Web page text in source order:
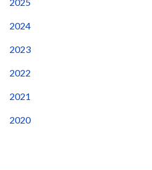
2024
2023
2022
2021
2020